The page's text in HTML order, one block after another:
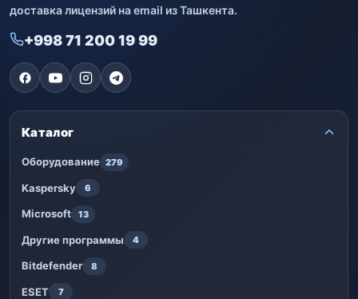
доставка лицензий на email из Ташкента.
+998 71 200 19 99
Каталог
Оборудование 279
Kaspersky 6
Microsoft 13
Другие программы 4
Bitdefender 8
ESET 7